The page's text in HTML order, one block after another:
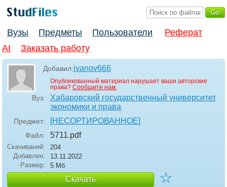
Вузы Предметы Пользователи
Реферат
AI
Заказать работу
Добавил:ivanov666
Опубликованный материал нарушает ваши авторские
права? Сообщите нам.
Вуз:
Хабаровский государственный университет
экономики и права
Предмет: [НЕСОРТИРОВАННОЕ]
Файл: 5711.pdf
Скачиваний:
204
Добавлен:
13.11.2022
Размер:
5 Мб
Скачать ☆